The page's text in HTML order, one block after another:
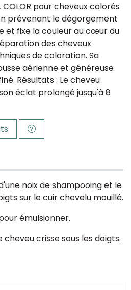
COLOR pour cheveux colorés
prévenant le dégorgement
et fixe la couleur au cœur du
des cheveux
de coloration. Sa
aérienne et généreuse
Résultats : Le cheveu
éclat prolongé jusqu'à 8
noix de shampooing et le
sur le cuir chevelu mouillé.
émulsionner.
cheveu crisse sous les doigts.